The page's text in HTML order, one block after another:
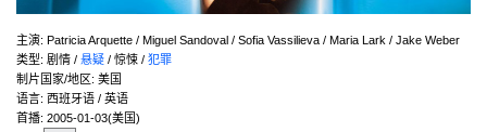
主演: Patricia Arquette / Miguel Sandoval / Sofia Vassilieva / Maria Lark / Jake Weber
类型: 剧情 / 悬疑 / 惊悚 / 犯罪
制片国家/地区: 美国
语言: 西班牙语 / 英语
首播: 2005-01-03(美国)